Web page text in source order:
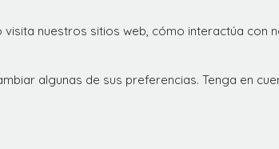
nuestros sitios web, cómo interactúa con
algunas de sus preferencias. Tenga en